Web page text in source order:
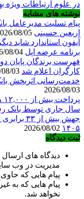
در علوم ارتباطات ویژه بهار 1402
نوشته های مشابه
پیام تسلیت مدیرعامل
اربعین حسینی
آیفون استاندارد شاید
برنامه عرضه اپل
فهرست برندگان پایان
کارگران اعلام شد
خدمت‌رسانی اثربخش
2026/08/03
سال جاری توسط بانک
جهش بیش
۱۴۰۵
ثبت دیدگاه
دیدگاه های
مدیریت در وب
پیام هایی که
پیام هایی که به
نخواهد شد.